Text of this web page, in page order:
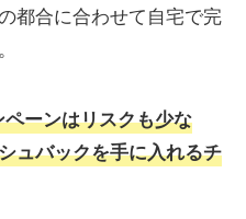
都合に合わせて自宅で完
ーンはリスクも少な
ュバックを手に入れるチ